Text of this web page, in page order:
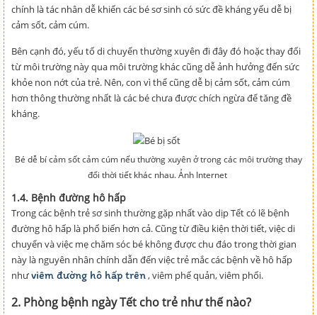
chính là tác nhân dễ khiến các bé sơ sinh có sức đề kháng yếu dễ bị
cảm sốt, cảm cúm.
Bên cạnh đó, yếu tố di chuyển thường xuyên đi đây đó hoặc thay đổi
từ môi trường này qua môi trường khác cũng dễ ảnh hưởng đến sức
khỏe non nớt của trẻ. Nên, con vì thể cũng dễ bị cảm sốt, cảm cúm
hơn thông thường nhất là các bé chưa được chích ngừa để tăng đề
kháng.
Bé dễ bí cảm sốt cảm cúm nếu thường xuyên ở trong các môi trường thay
đổi thời tiết khác nhau. Ảnh Internet
1.4. Bệnh đường hô hấp
Trong các bệnh trẻ sơ sinh thường gặp nhất vào dịp Tết có lẽ bệnh
đường hô hấp là phổ biến hơn cả. Cũng từ điều kiện thời tiết, việc di
chuyển và việc mẹ chăm sóc bé không được chu đáo trong thời gian
này là nguyên nhân chính dẫn đến việc trẻ mắc các bệnh về hô hấp
nhưviêm đường hô hấp trên, viêm phế quản, viêm phổi.
2. Phòng bệnh ngày Tết cho trẻ như thế nào?